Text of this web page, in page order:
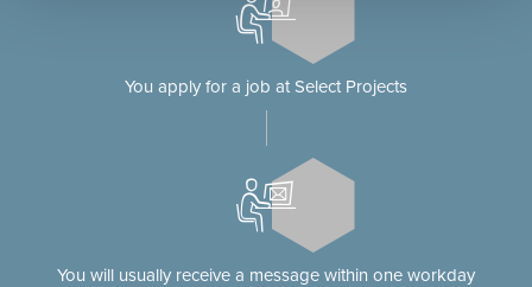
You apply for a job at Select Projects
You will usually receive a message within one workday